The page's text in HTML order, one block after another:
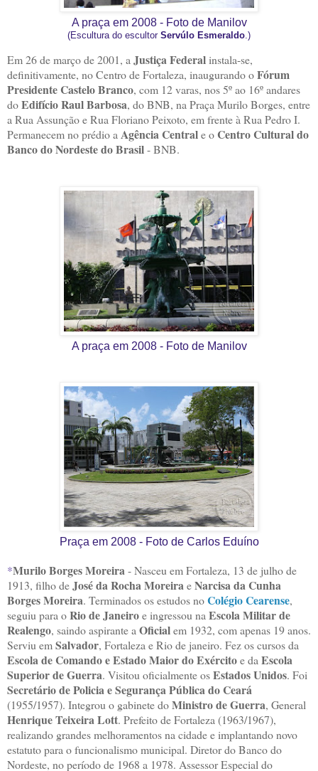
A praça em 2008 - Foto de Manilov
(Escultura do escultor Servúlo Esmeraldo .)
Em 26 de março de 2001, a Justiça Federalinstala-se,
definitivamente, no Centro de Fortaleza, inaugurando oFórum
Presidente Castelo Branco, com 12 varas, nos 5º ao 16º andares
doEdifício Raul Barbosa, do BNB, na Praça Murilo Borges, entre
a Rua Assunção e Rua Floriano Peixoto, em frente à Rua Pedro I.
Permanecem no prédio a Agência Centrale oCentro Cultural do
Banco do Nordeste do Brasil- BNB.
A praça em 2008 - Foto de Manilov
Praça em 2008 - Foto de Carlos Eduíno
*Murilo Borges Moreira - Nasceu em Fortaleza, 13 de julho de
1913, filho deJosé da Rocha Moreira eNarcisa da Cunha
Borges Moreira. Terminados os estudos noColégio Cearense,
seguiu para oRio de Janeiroe ingressou na Escola Militar de
Realengo, saindo aspirante a Oficialem 1932, com apenas 19 anos.
Serviu emSalvador, Fortaleza e Rio de janeiro. Fez os cursos da
Escola de Comando e Estado Maior do Exércitoe da Escola
Superior de Guerra. Visitou oficialmente osEstados Unidos. Foi
Secretário de Policia e Segurança Pública do Ceará
(1955/1957). Integrou o gabinete doMinistro de Guerra, General
Henrique Teixeira Lott. Prefeito de Fortaleza (1963/1967),
realizando grandes melhoramentos na cidade e implantando novo
estatuto para o funcionalismo municipal. Diretor do Banco do
Nordeste, no período de 1968 a 1978. Assessor Especial do